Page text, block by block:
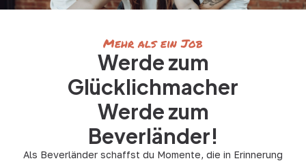
Mehr als ein Job
Werde zum
Glücklichmacher
Werde zum
Beverländer!
Als Beverländer schaffst du Momente, die in Erinnerung